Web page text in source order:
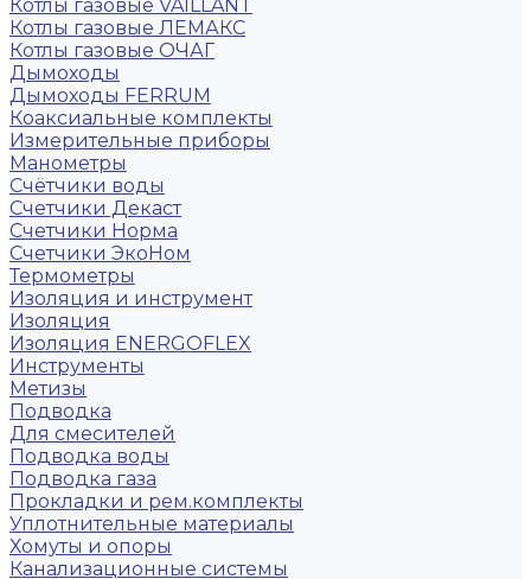
Котлы газовые VAILLANT
Котлы газовые ЛЕМАКС
Котлы газовые ОЧАГ
Дымоходы
Дымоходы FERRUM
Коаксиальные комплекты
Измерительные приборы
Манометры
Счётчики воды
Счетчики Декаст
Счетчики Норма
Счетчики ЭкоНом
Термометры
Изоляция и инструмент
Изоляция
Изоляция ENERGOFLEX
Инструменты
Метизы
Подводка
Для смесителей
Подводка воды
Подводка газа
Прокладки и рем.комплекты
Уплотнительные материалы
Хомуты и опоры
Канализационные системы